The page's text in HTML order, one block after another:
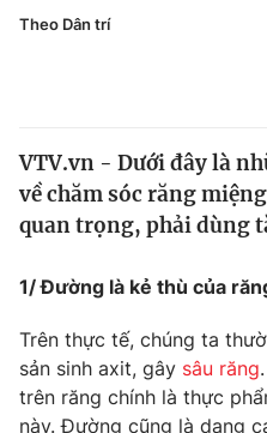
Y tế
Tin tức
Thế giới đó đây
Câu chuyện quốc tế
Tài chính
Thị trường
Dữ liệu và đời sống
Văn hóa - Giải trí
Giáo dục
Theo Dân trí
VTV.vn - Dưới đây là
về chăm sóc răng
quan trọng, phải dùng
1/ Đường là kẻ thù của
Trên thực tế, chúng ta
sản sinh axit, gây sâu răng
trên răng chính là thực
này. Đường cũng là dạng